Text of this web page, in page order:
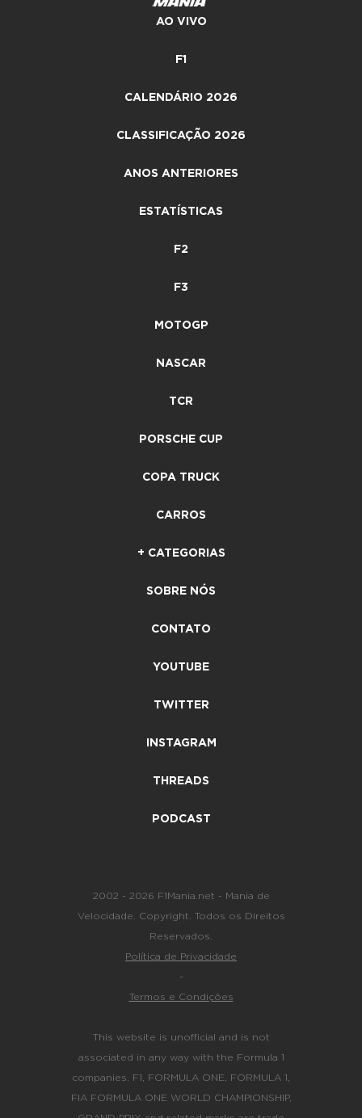
AO VIVO
F1
CALENDÁRIO 2026
CLASSIFICAÇÃO 2026
ANOS ANTERIORES
ESTATÍSTICAS
F2
F3
MOTOGP
NASCAR
TCR
PORSCHE CUP
COPA TRUCK
CARROS
+ CATEGORIAS
SOBRE NÓS
CONTATO
YOUTUBE
TWITTER
INSTAGRAM
THREADS
PODCAST
2002 - 2026 F1Mania.net - Mania de
Velocidade. Copyright. Todos os Direitos
Reservados.
Política de Privacidade
-
Termos e Condições
This website is unofficial and is not
associated in any way with the Formula 1
companies. F1, FORMULA ONE, FORMULA 1,
FIA FORMULA ONE WORLD CHAMPIONSHIP,